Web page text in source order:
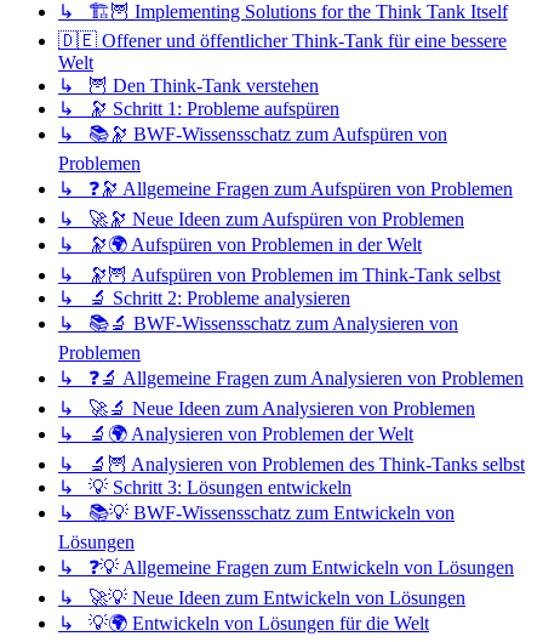
↳ 🏗️🦉 Implementing Solutions for the Think Tank Itself
🇩🇪 Offener und öffentlicher Think-Tank für eine bessere
Welt
↳ 🦉 Den Think-Tank verstehen
↳ 🔭 Schritt 1: Probleme aufspüren
↳ 📚🔭 BWF-Wissensschatz zum Aufspüren von
Problemen
↳ ❓🔭 Allgemeine Fragen zum Aufspüren von Problemen
↳ 🚀🔭 Neue Ideen zum Aufspüren von Problemen
↳ 🔭🌍 Aufspüren von Problemen in der Welt
↳ 🔭🦉 Aufspüren von Problemen im Think-Tank selbst
↳ 🔬 Schritt 2: Probleme analysieren
↳ 📚🔬 BWF-Wissensschatz zum Analysieren von
Problemen
↳ ❓🔬 Allgemeine Fragen zum Analysieren von Problemen
↳ 🚀🔬 Neue Ideen zum Analysieren von Problemen
↳ 🔬🌍 Analysieren von Problemen der Welt
↳ 🔬🦉 Analysieren von Problemen des Think-Tanks selbst
↳ 💡 Schritt 3: Lösungen entwickeln
↳ 📚💡 BWF-Wissensschatz zum Entwickeln von
Lösungen
↳ ❓💡 Allgemeine Fragen zum Entwickeln von Lösungen
↳ 🚀💡 Neue Ideen zum Entwickeln von Lösungen
↳ 💡🌍 Entwickeln von Lösungen für die Welt